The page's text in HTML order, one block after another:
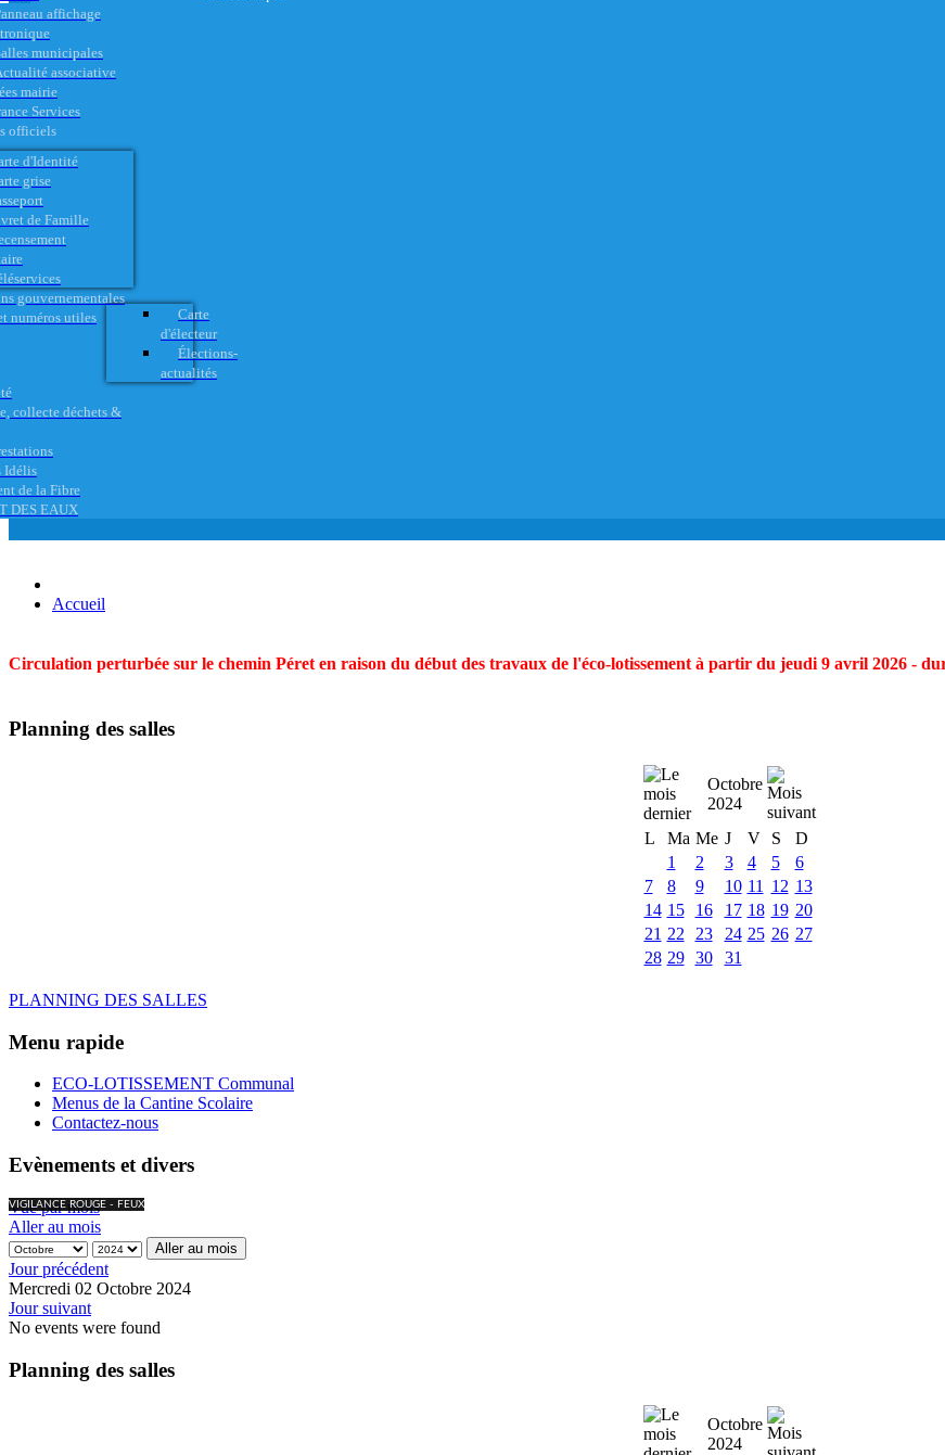
affichage
municipales
associative
mairie
Services
officiels
d'Identité
grise
de Famille
gouvernementales
numéros utiles
Carte
d'électeur
Élections-
actualités
collecte déchets &
Idélis
de la Fibre
DES EAUX
Accueil
Circulation perturbée sur le chemin Péret en raison du début des travaux de l'éco-lotissement à partir du jeudi 9 avril 2026 -
Planning des salles
Octobre
2024
L
Ma Me J V S
D
1
2 3 4 5
6
7
8 9 10 11 12 13
14 15 16 17 18 19 20
21 22 23 24 25 26 27
28 29 30 31
PLANNING DES SALLES
Menu rapide
ECO-LOTISSEMENT Communal
Menus de la Cantine Scolaire
Contactez-nous
Evènements et divers
VIGILANCE ROUGE - FEUX
Vue par mois
Aller au mois
Aller au mois
Jour précédent
Mercredi 02 Octobre 2024
Jour suivant
No events were found
Planning des salles
Octobre
2024